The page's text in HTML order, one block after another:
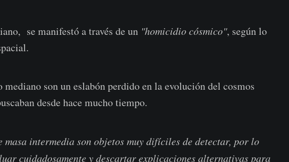
se manifestó a través de un "homicidio cósmico", según lo
mediano son un eslabón perdido en la evolución del cosmos
desde hace mucho tiempo.
masa intermedia son objetos muy difíciles de detectar, por lo
cuidadosamente y descartar explicaciones alternativas para